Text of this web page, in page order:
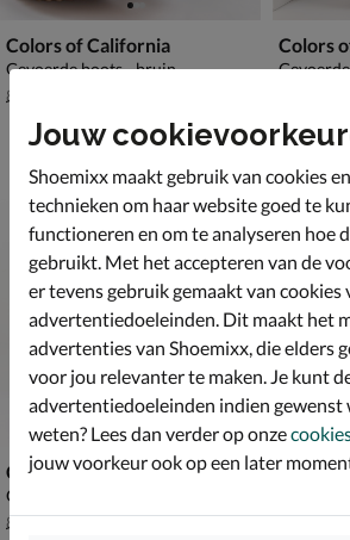
Colors of California
Gevoerde boots - bruin
van € 89,99 voor € 62,99
89
Colors
Colors of California
Gevoerde boots - zwart
van € 89,99 voor € 62,99
89, 62,99
Colors
van €
99, 69,
Jouw
Shoemixx maakt gebruik van cookies
technieken om haar website goed te
functioneren en om te analyseren hoe
gebruikt. Met het accepteren van de
er tevens gebruik gemaakt van cookies
advertentiedoeleinden. Dit maakt het
advertenties van Shoemixx, die elders
voor jou relevanter te maken. Je kunt
advertentiedoeleinden indien gewenst
weten? Lees dan verder op onze
jouw voorkeur ook op een later